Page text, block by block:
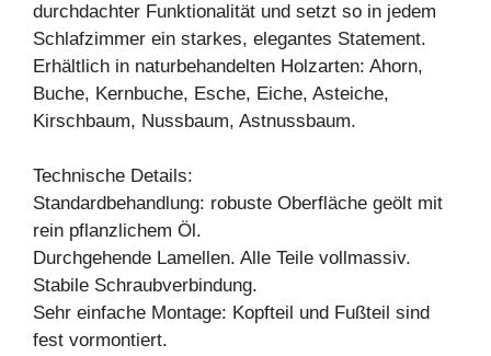
durchdachter Funktionalität und setzt so in jedem
Schlafzimmer ein starkes, elegantes Statement.
Erhältlich in naturbehandelten Holzarten: Ahorn,
Buche, Kernbuche, Esche, Eiche, Asteiche,
Kirschbaum, Nussbaum, Astnussbaum.
Technische Details:
Standardbehandlung: robuste Oberfläche geölt mit
rein pflanzlichem Öl.
Durchgehende Lamellen. Alle Teile vollmassiv.
Stabile Schraubverbindung.
Sehr einfache Montage: Kopfteil und Fußteil sind
fest vormontiert.